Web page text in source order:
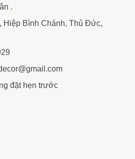
.
Hiệp Bình Chánh, Thủ Đức,
đặt hẹn trước